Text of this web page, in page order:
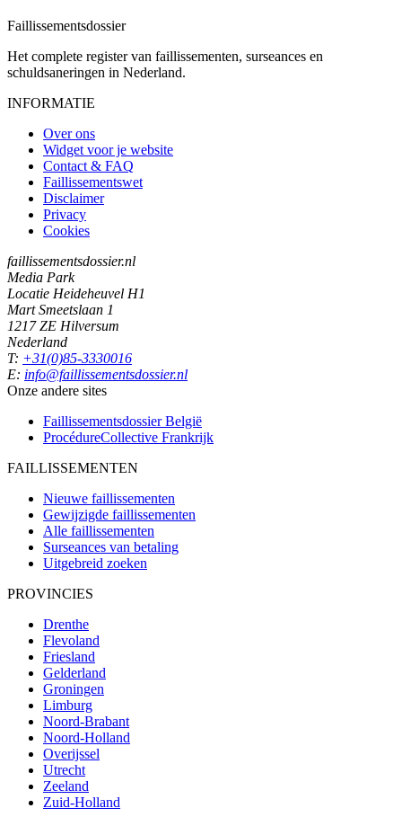
Faillissementsdossier
Het complete register van faillissementen, surseances en
schuldsaneringen in Nederland.
INFORMATIE
Over ons
Widget voor je website
Contact & FAQ
Faillissementswet
Disclaimer
Privacy
Cookies
faillissementsdossier.nl
Media Park
Locatie Heideheuvel H1
Mart Smeetslaan 1
1217 ZE Hilversum
Nederland
T: +31(0)85-3330016
E: info@faillissementsdossier.nl
Onze andere sites
Faillissementsdossier België
ProcédureCollective Frankrijk
FAILLISSEMENTEN
Nieuwe faillissementen
Gewijzigde faillissementen
Alle faillissementen
Surseances van betaling
Uitgebreid zoeken
PROVINCIES
Drenthe
Flevoland
Friesland
Gelderland
Groningen
Limburg
Noord-Brabant
Noord-Holland
Overijssel
Utrecht
Zeeland
Zuid-Holland